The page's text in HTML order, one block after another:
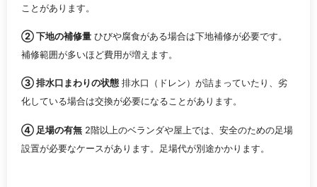
ことがあります。
② 下地の補修量 ひびや腐食がある場合は下地補修が必要です。
補修範囲が多いほど費用が増えます。
③ 排水口まわりの状態 排水口（ドレン）が詰まっていたり、劣
化している場合は交換が必要になることがあります。
④ 足場の有無 2階以上のベランダや屋上では、安全のための足場
設置が必要なケースがあります。足場代が別途かかります。